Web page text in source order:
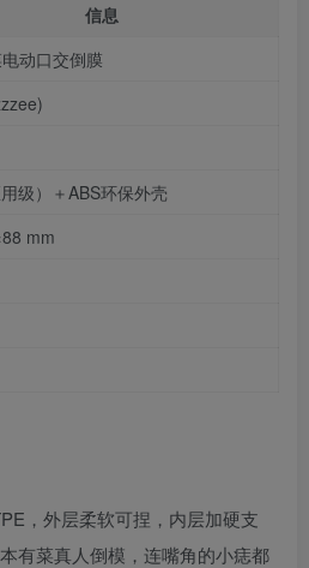
信息
动口交倒膜
级）＋ABS环保外壳
mm
，外层柔软可捏，内层加硬支
有菜真人倒模，连嘴角的小痣都